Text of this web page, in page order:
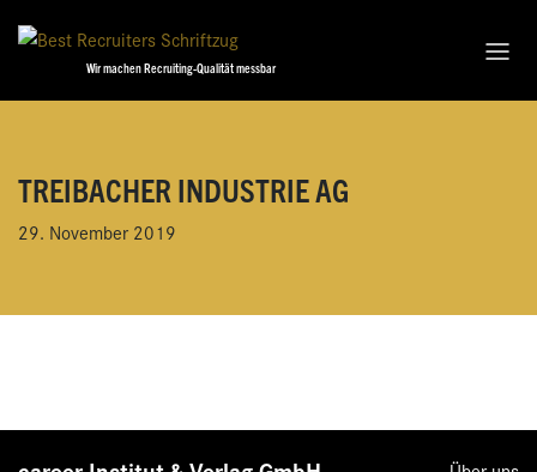
Wir machen Recruiting-Qualität messbar
TREIBACHER INDUSTRIE AG
29. November 2019